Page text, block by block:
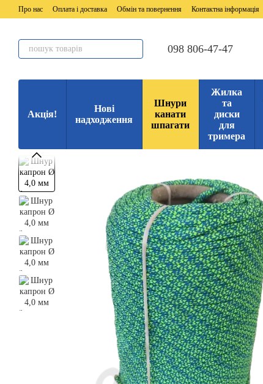
Перейти до основного контенту
Про нас Оплата і доставка Обмін та повернення Контактна інформація
098 806-47-47
Акція!
Нові
надходження
Шнури
канати
шпагати
Жилка
та
диски
для
тримера